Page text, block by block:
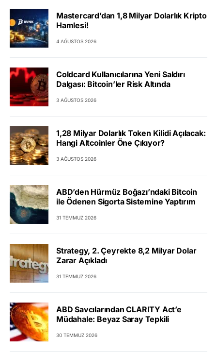
Mastercard’dan 1,8 Milyar Dolarlık Kripto
Hamlesi!
4 AĞUSTOS 2026
Coldcard Kullanıcılarına Yeni Saldırı
Dalgası: Bitcoin’ler Risk Altında
3 AĞUSTOS 2026
1,28 Milyar Dolarlık Token Kilidi Açılacak:
Hangi Altcoinler Öne Çıkıyor?
3 AĞUSTOS 2026
ABD’den Hürmüz Boğazı’ndaki Bitcoin
ile Ödenen Sigorta Sistemine Yaptırım
31 TEMMUZ 2026
Strategy, 2. Çeyrekte 8,2 Milyar Dolar
Zarar Açıkladı
31 TEMMUZ 2026
ABD Savcılarından CLARITY Act’e
Müdahale: Beyaz Saray Tepkili
30 TEMMUZ 2026